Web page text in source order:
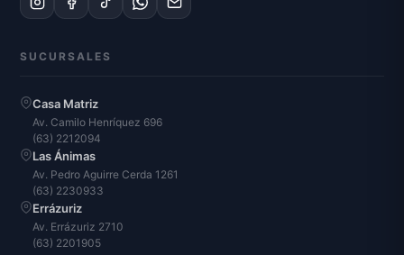
SUCURSALES
Casa Matriz
Av. Camilo Henríquez 696
(63) 2212094
Las Ánimas
Av. Pedro Aguirre Cerda 1261
(63) 2230933
Errázuriz
Av. Errázuriz 2710
(63) 2201905